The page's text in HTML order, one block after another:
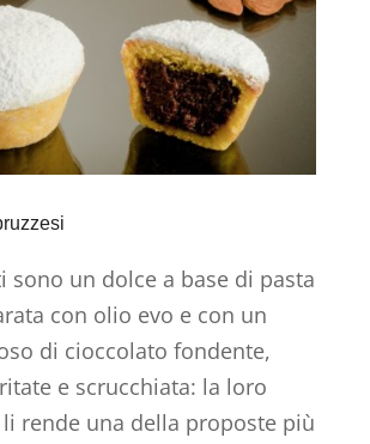
sono un dolce a base di pasta
con olio evo e con un
di cioccolato fondente,
e scrucchiata: la loro
li rende una della proposte più